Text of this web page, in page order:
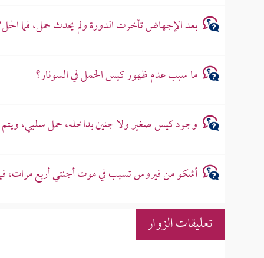
بعد الإجهاض تأخرت الدورة ولم يحدث حمل، فما
ما سبب عدم ظهور كيس الحمل في السونار؟
وجود كيس صغير ولا جنين بداخله، حمل سلبي،
أشكو من فيروس تسبب في موت أجنتي أربع مرات،
تعليقات الزوار